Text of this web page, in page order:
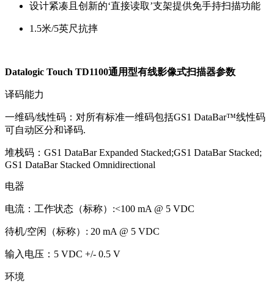
设计紧凑且创新的‘直接读取’支架提供免手持扫描功能
1.5米/5英尺抗摔
Datalogic Touch TD1100通用型有线影像式扫描器参数
译码能力
一维码/线性码：对所有标准一维码包括GS1 DataBar™线性码
可自动区分和译码.
堆栈码：GS1 DataBar Expanded Stacked;GS1 DataBar Stacked;
GS1 DataBar Stacked Omnidirectional
电器
电流：工作状态（标称）:<100 mA @ 5 VDC
待机/空闲（标称）: 20 mA @ 5 VDC
输入电压：5 VDC +/- 0.5 V
环境